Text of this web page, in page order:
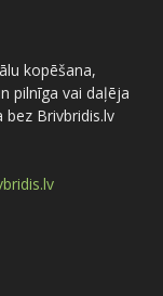
kopēšana,
pilnīga vai daļēja
bez Brivbridis.lv